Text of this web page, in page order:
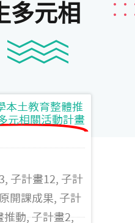
多元相
本土教育整體推
元相關活動計畫
子計畫12, 子計
開課成果, 子計
推動, 子計畫2,